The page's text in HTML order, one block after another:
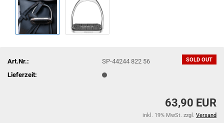
SOLD OUT
Art.Nr.:
SP-44244 822 56
Lieferzeit:
63,90 EUR
inkl. 19% MwSt. zzgl. Versand